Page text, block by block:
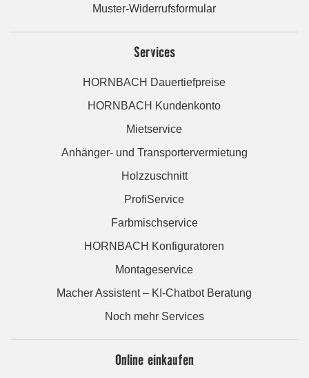
Muster-Widerrufsformular
Services
HORNBACH Dauertiefpreise
HORNBACH Kundenkonto
Mietservice
Anhänger- und Transportervermietung
Holzzuschnitt
ProfiService
Farbmischservice
HORNBACH Konfiguratoren
Montageservice
Macher Assistent – KI-Chatbot Beratung
Noch mehr Services
Online einkaufen